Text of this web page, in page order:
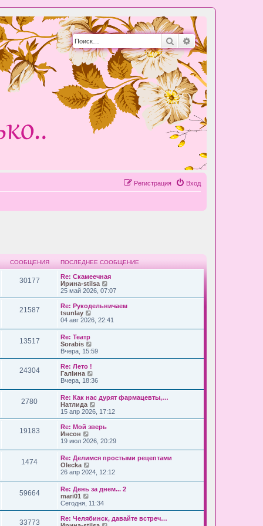
ПоискРасширенный
Вход
Регистрация
СООБЩЕНИЯ ПОСЛЕДНЕЕ СООБЩЕНИЕ
30177
Re: Скамеечная
Ирина-stilsa
е
р
е
т
л
е
м
с
щ
е
н
и
25 май 2026, 07:07
21587
Re: Рукодельничаем
tsunlay
е
т
и
о
с
л
е
д
н
е
м
с
б
е
н
и
04 авг 2026, 22:41
13517
Re: Театр
Sorabis
е
р
й
т
п
о
с
л
е
н
е
м
с
б
е
н
и
Вчера, 15:59
24304
Re: Лето !
Галlина
е
й
т
и
п
с
л
е
н
у
с
о
б
Вчера, 18:36
2780
Re: Как нас дурят фармацевты,…
Натлида
р
е
й
т
и
п
с
л
е
н
е
м
у
15 апр 2026, 17:12
19183
Re: Мой зверь
Инсон
е
й
т
и
к
п
с
л
е
19 июл 2026, 20:29
1474
Re: Делимся простыми рецептами
Olecka
е
й
т
и
п
26 апр 2024, 12:12
59664
Re: День за днем... 2
mari01
е
р
е
й
Сегодня, 11:34
33773
Re: Челябинск, давайте встреч…